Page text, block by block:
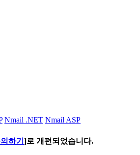
Nmail .NET Nmail ASP
하기 ]로 개편되었습니다.